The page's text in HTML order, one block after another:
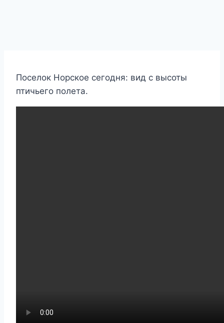
Поселок Норское сегодня: вид с высоты
птичьего полета.